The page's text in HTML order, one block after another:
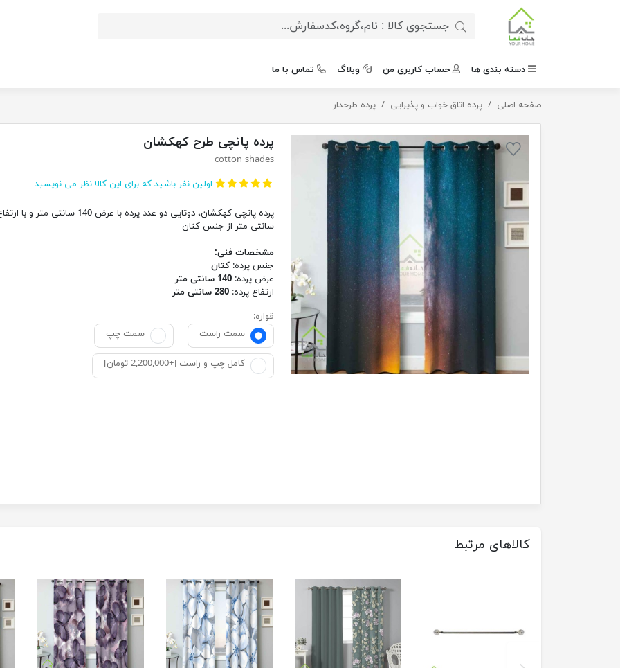
دسته بندی ها حساب کاربری من وبلاگ تماس با ما
صفحه اصلی پرده اتاق خواب و پذیرایی پرده طرحدار پرده پانچی طرح کهکشان
پرده پانچی طرح کهکشان
cotton shades
اولین نفر باشید که برای این کالا نظر می نویسید
سانتی متر از جنس کتان
______
مشخصات فنی:
جنس پرده: کتان
عرض پرده: 140 سانتی متر
ارتفاع پرده: 280 سانتی متر
قواره:
سمت راست
سمت چپ
کامل چپ و راست [+2,200,000 تومان]
کالاهای مرتبط